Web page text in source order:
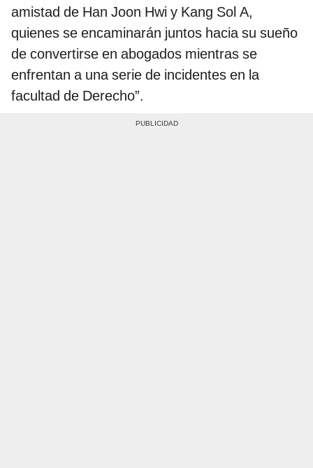
amistad de Han Joon Hwi y Kang Sol A,
quienes se encaminarán juntos hacia su sueño
de convertirse en abogados mientras se
enfrentan a una serie de incidentes en la
facultad de Derecho”.